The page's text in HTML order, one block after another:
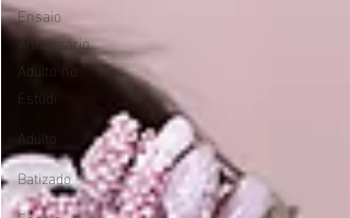
Ensaio
Aniversário
Adulto no
Estúdi
Adulto
Batizado